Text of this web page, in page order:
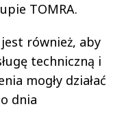
TOMRA.
również, aby
techniczną i
mogły działać
dnia